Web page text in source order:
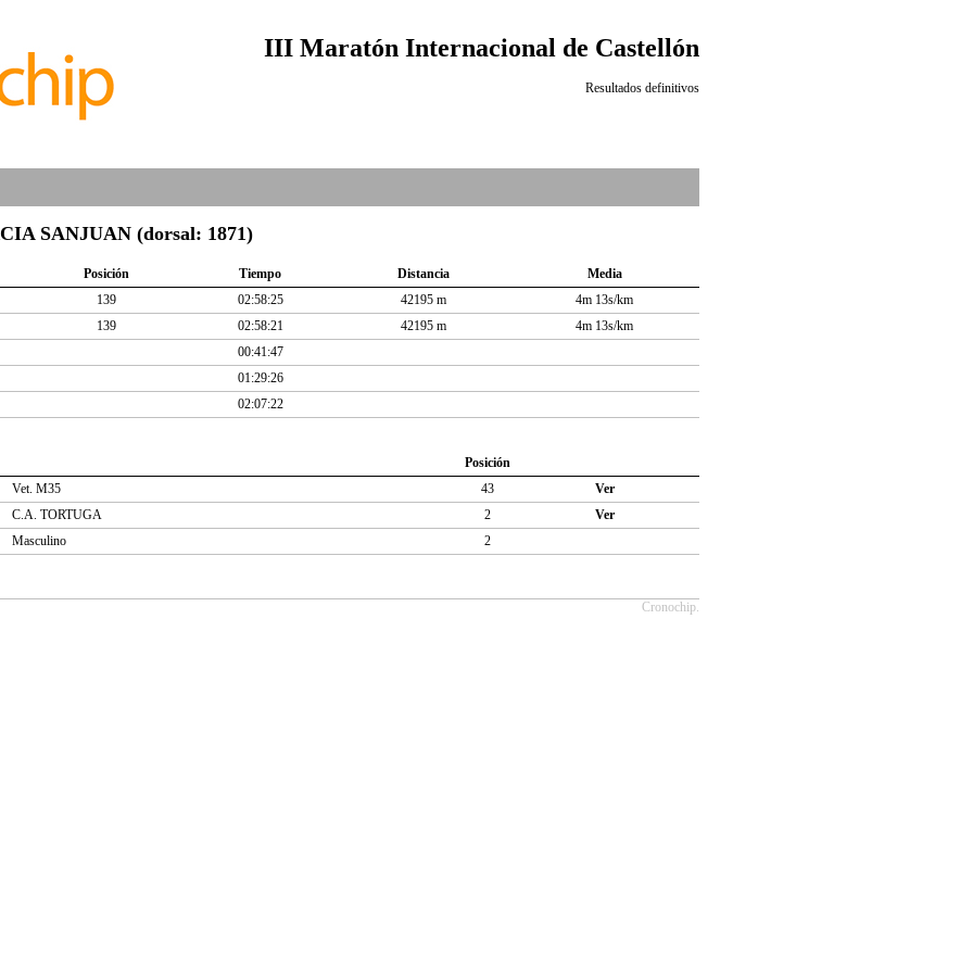
III Maratón Internacional de Castellón
Resultados definitivos
SANJUAN (dorsal: 1871)
Posición Tiempo Distancia
Media
139 02:58:25 42195 m
4m 13s/km
139 02:58:21 42195 m
4m 13s/km
00:41:47
01:29:26
02:07:22
Posición
Vet. M35 43
Ver
C.A. TORTUGA 2
Ver
Masculino 2
Cronochip.